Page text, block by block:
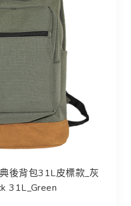
典後背包31L皮標款_灰綠
後背包31L皮標款_灰
31L_Green